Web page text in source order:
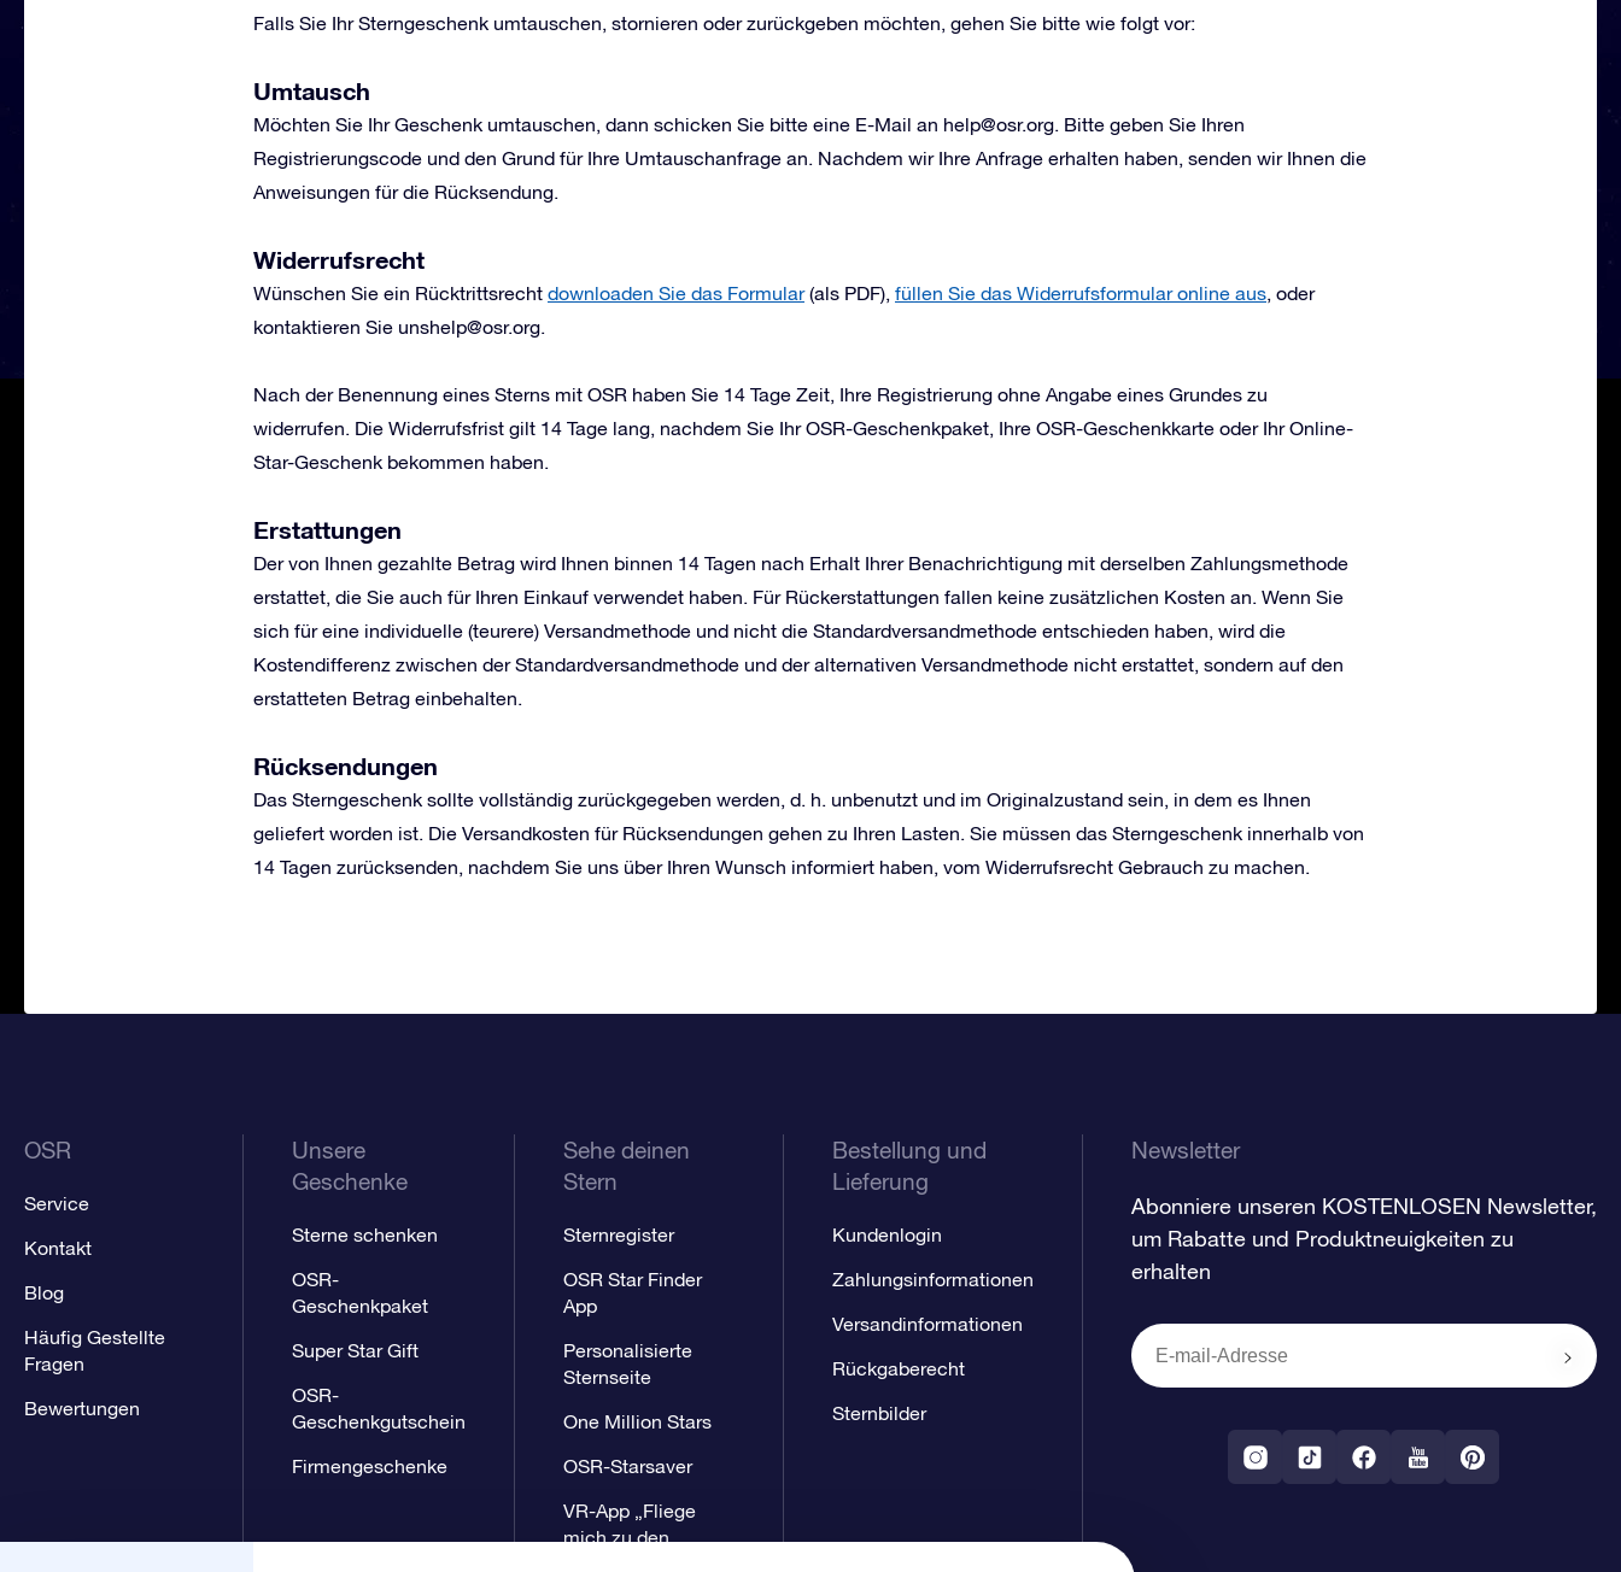
Falls Sie Ihr Sterngeschenk umtauschen, stornieren oder zurückgeben möchten, gehen Sie bitte wie folgt vor:
Umtausch
Möchten Sie Ihr Geschenk umtauschen, dann schicken Sie bitte eine E-Mail an help@osr.org. Bitte geben Sie Ihren
Registrierungscode und den Grund für Ihre Umtauschanfrage an. Nachdem wir Ihre Anfrage erhalten haben, senden wir Ihnen die
Anweisungen für die Rücksendung.
Widerrufsrecht
Wünschen Sie ein Rücktrittsrecht downloaden Sie das Formular(als PDF), füllen Sie das Widerrufsformular online aus, oder
kontaktieren Sie unshelp@osr.org.
Nach der Benennung eines Sterns mit OSR haben Sie 14 Tage Zeit, Ihre Registrierung ohne Angabe eines Grundes zu
widerrufen. Die Widerrufsfrist gilt 14 Tage lang, nachdem Sie Ihr OSR-Geschenkpaket, Ihre OSR-Geschenkkarte oder Ihr Online-
Star-Geschenk bekommen haben.
Erstattungen
Der von Ihnen gezahlte Betrag wird Ihnen binnen 14 Tagen nach Erhalt Ihrer Benachrichtigung mit derselben Zahlungsmethode
erstattet, die Sie auch für Ihren Einkauf verwendet haben. Für Rückerstattungen fallen keine zusätzlichen Kosten an. Wenn Sie
sich für eine individuelle (teurere) Versandmethode und nicht die Standardversandmethode entschieden haben, wird die
Kostendifferenz zwischen der Standardversandmethode und der alternativen Versandmethode nicht erstattet, sondern auf den
erstatteten Betrag einbehalten.
Rücksendungen
Das Sterngeschenk sollte vollständig zurückgegeben werden, d. h. unbenutzt und im Originalzustand sein, in dem es Ihnen
geliefert worden ist. Die Versandkosten für Rücksendungen gehen zu Ihren Lasten. Sie müssen das Sterngeschenk innerhalb von
14 Tagen zurücksenden, nachdem Sie uns über Ihren Wunsch informiert haben, vom Widerrufsrecht Gebrauch zu machen.
OSR
Service
Kontakt
Blog
Häufig Gestellte
Fragen
Bewertungen
Unsere
Geschenke
Sterne schenken
OSR-
Geschenkpaket
Super Star Gift
OSR-
Geschenkgutschein
Firmengeschenke
Sehe deinen
Stern
Sternregister
OSR Star Finder
App
Personalisierte
Sternseite
One Million Stars
OSR-Starsaver
VR-App „Fliege
mich zu den
Bestellung und
Lieferung
Kundenlogin
Zahlungsinformationen
Versandinformationen
Rückgaberecht
Sternbilder
Newsletter
Abonniere unseren KOSTENLOSEN Newsletter,
um Rabatte und Produktneuigkeiten zu
erhalten